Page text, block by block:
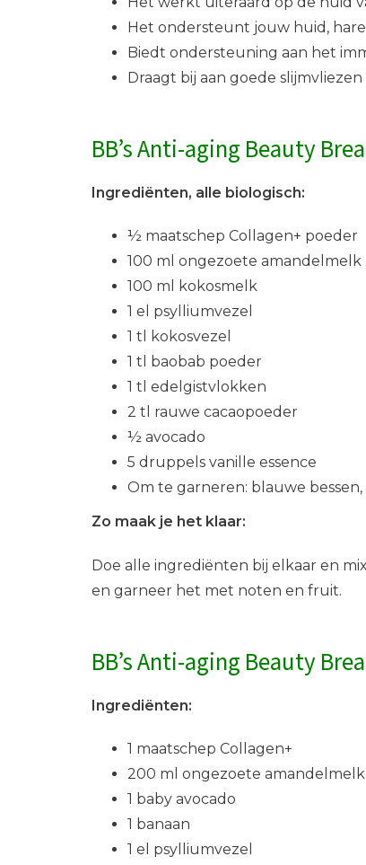
Het ondersteunt jouw huid,
Biedt ondersteuning aan het
Draagt bij aan goede
BB’s Anti-aging Beauty
Ingrediënten, alle biologisch:
½ maatschep Collagen+ poeder
100 ml ongezoete amandelmelk
100 ml kokosmelk
1 el psylliumvezel
1 tl kokosvezel
1 tl baobab poeder
1 tl edelgistvlokken
2 tl rauwe cacaopoeder
½ avocado
5 druppels vanille essence
Om te garneren: blauwe
Zo maak je het klaar:
Doe alle ingrediënten bij elkaar en
en garneer het met noten en fruit.
BB’s Anti-aging Beauty
Ingrediënten:
1 maatschep Collagen+
200 ml ongezoete amandelmelk
1 baby avocado
1 banaan
1 el psylliumvezel